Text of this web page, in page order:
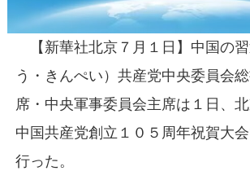
【新華社北京７月１日】中国の
う・きんぺい）共産党中央委員会
席・中央軍事委員会主席は１日、
中国共産党創立１０５周年祝賀大
行った。